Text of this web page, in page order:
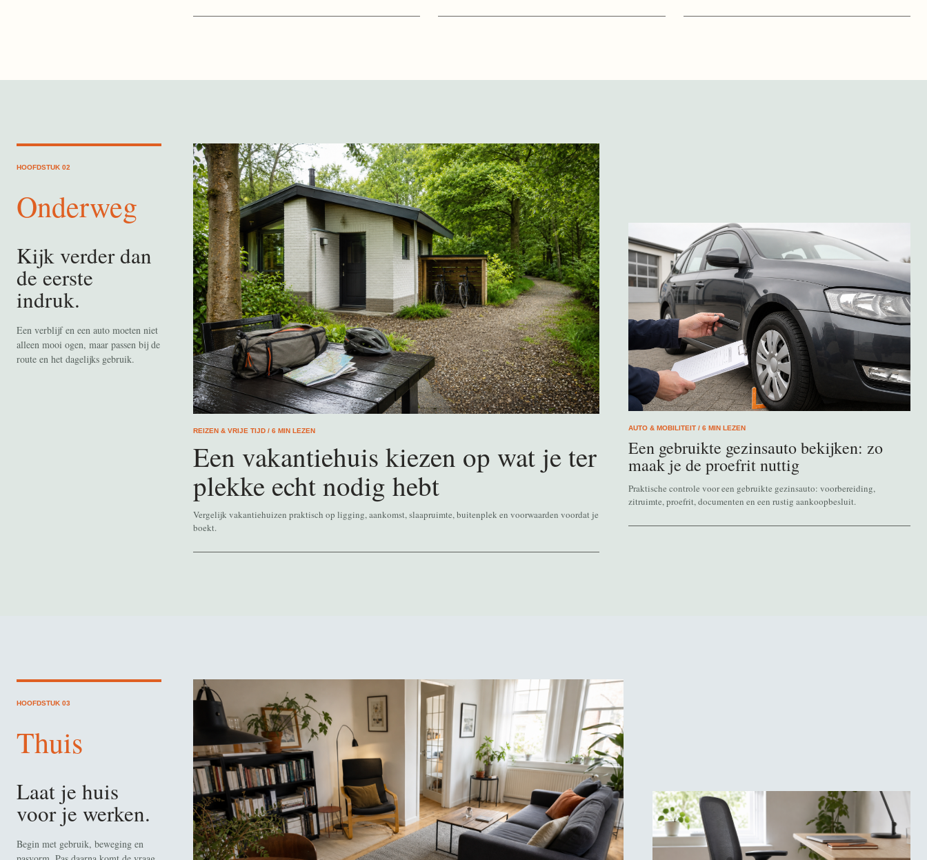
HOOFDSTUK 02
Onderweg
Kijk verder dan
de eerste
indruk.
Een verblijf en een auto moeten niet
alleen mooi ogen, maar passen bij de
route en het dagelijks gebruik.
REIZEN & VRIJE TIJD / 6 MIN LEZEN
Een vakantiehuis kiezen op wat je ter
plekke echt nodig hebt
Vergelijk vakantiehuizen praktisch op ligging, aankomst, slaapruimte, buitenplek en voorwaarden voordat je
boekt.
AUTO & MOBILITEIT / 6 MIN LEZEN
Een gebruikte gezinsauto bekijken: zo
maak je de proefrit nuttig
Praktische controle voor een gebruikte gezinsauto: voorbereiding,
zitruimte, proefrit, documenten en een rustig aankoopbesluit.
HOOFDSTUK 03
Thuis
Laat je huis
voor je werken.
Begin met gebruik, beweging en